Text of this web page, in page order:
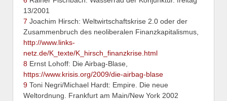
13/2001
7 Joachim Hirsch: Weltwirtschaftskrise 2.0 oder der
Zusammenbruch des neoliberalen Finanzkapitalismus,
http://www.links-
netz.de/K_texte/K_hirsch_finanzkrise.html
8 Ernst Lohoff: Die Airbag-Blase,
https://www.krisis.org/2009/die-airbag-blase
9 Toni Negri/Michael Hardt: Empire. Die neue
Weltordnung. Frankfurt am Main/New York 2002